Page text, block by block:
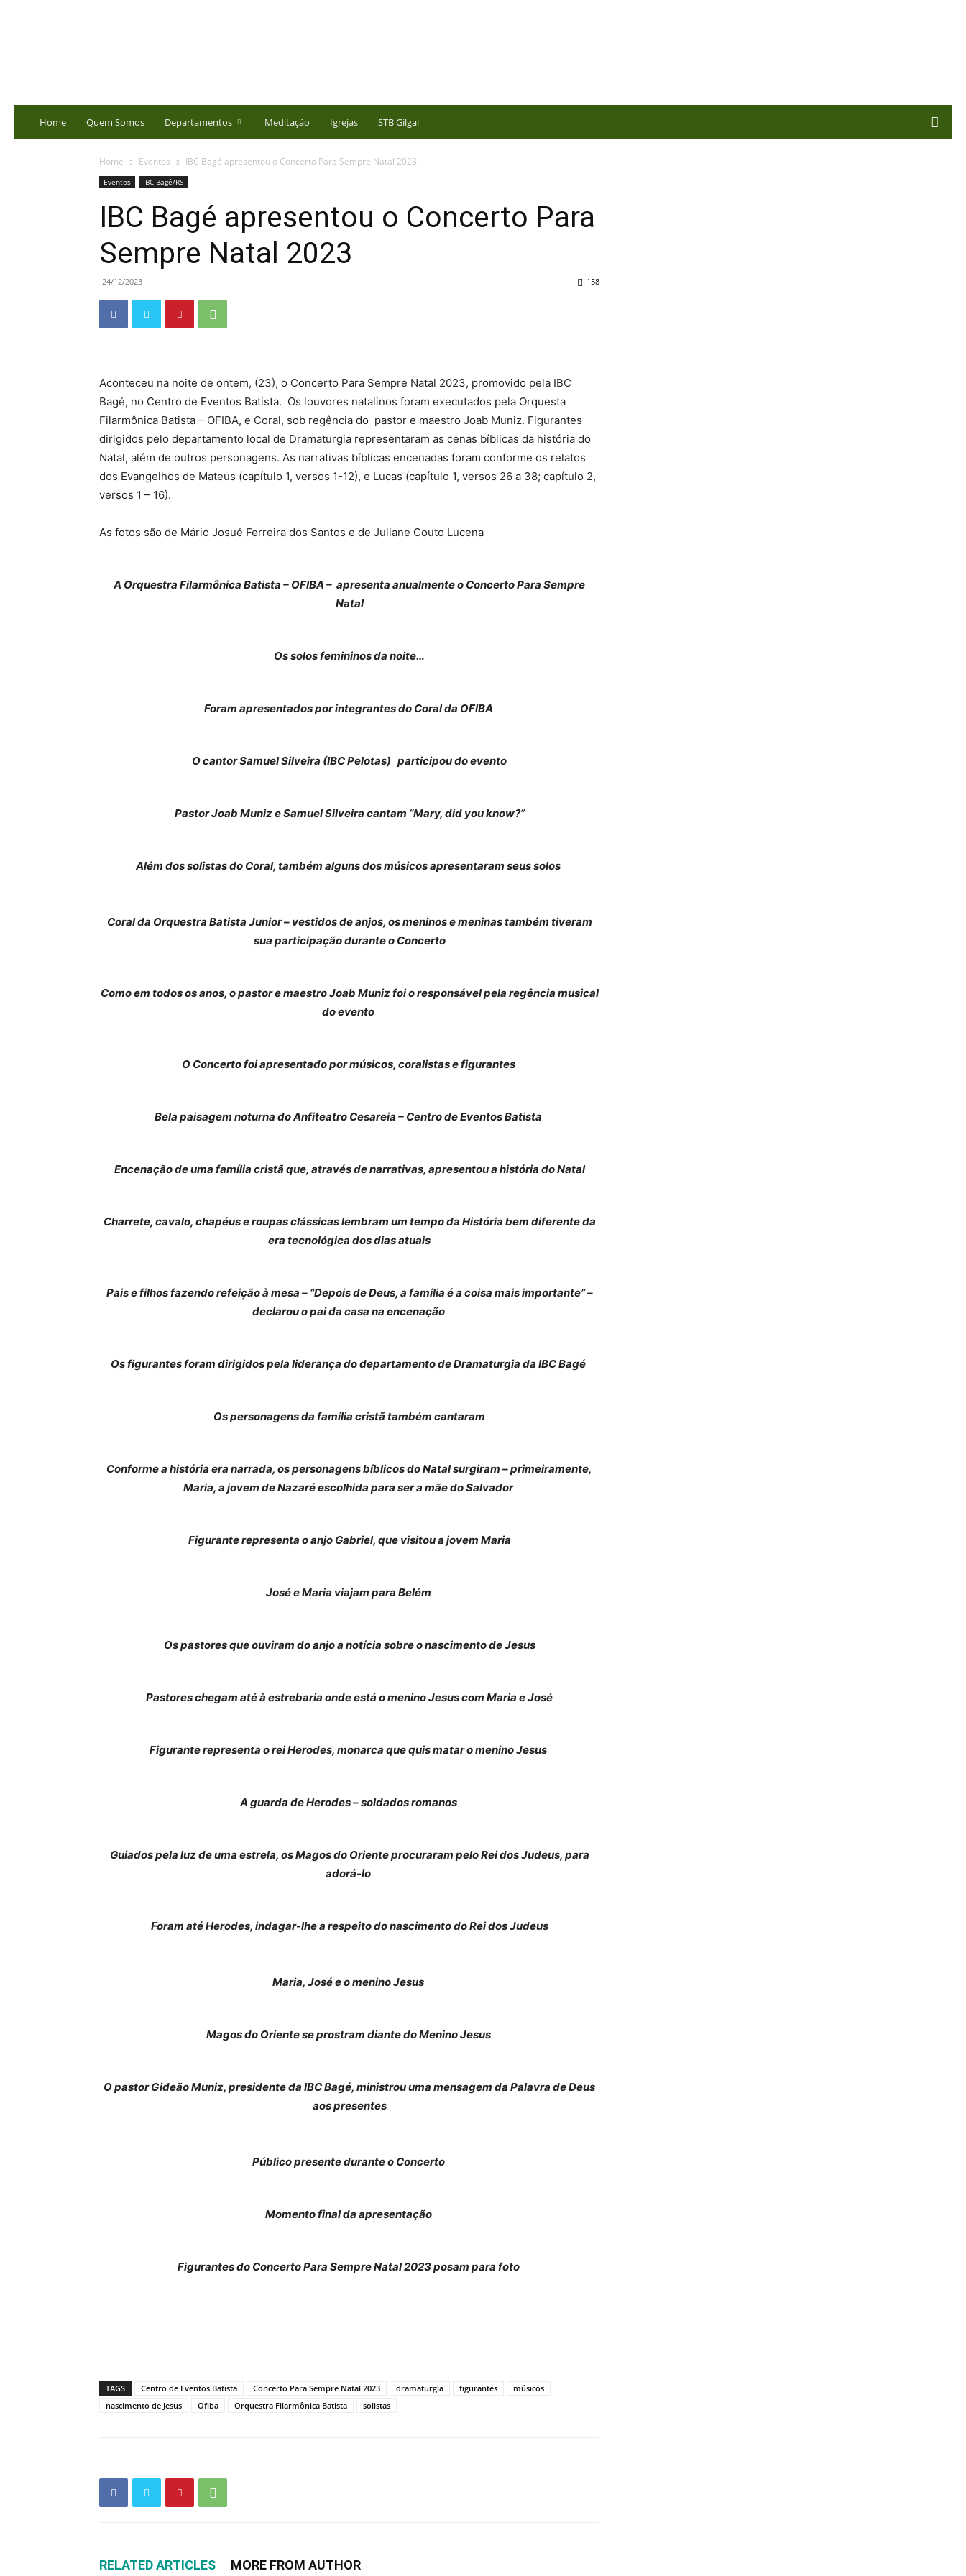
Home Quem Somos Departamentos Meditação Igrejas STB Gilgal
Home Eventos IBC Bagé apresentou o Concerto Para Sempre Natal 2023
Eventos IBC Bagé/RS
IBC Bagé apresentou o Concerto Para
Sempre Natal 2023
24/12/2023 158
Aconteceu na noite de ontem, (23), o Concerto Para Sempre Natal 2023, promovido pela IBC
Bagé, no Centro de Eventos Batista. Os louvores natalinos foram executados pela Orquesta
Filarmônica Batista – OFIBA, e Coral, sob regência do pastor e maestro Joab Muniz. Figurantes
dirigidos pelo departamento local de Dramaturgia representaram as cenas bíblicas da história do
Natal, além de outros personagens. As narrativas bíblicas encenadas foram conforme os relatos
dos Evangelhos de Mateus (capítulo 1, versos 1-12), e Lucas (capítulo 1, versos 26 a 38; capítulo 2,
versos 1 – 16).
As fotos são de Mário Josué Ferreira dos Santos e de Juliane Couto Lucena
A Orquestra Filarmônica Batista – OFIBA – apresenta anualmente o Concerto Para Sempre
Natal
Os solos femininos da noite…
Foram apresentados por integrantes do Coral da OFIBA
O cantor Samuel Silveira (IBC Pelotas) participou do evento
Pastor Joab Muniz e Samuel Silveira cantam “Mary, did you know?”
Além dos solistas do Coral, também alguns dos músicos apresentaram seus solos
Coral da Orquestra Batista Junior – vestidos de anjos, os meninos e meninas também tiveram
sua participação durante o Concerto
Como em todos os anos, o pastor e maestro Joab Muniz foi o responsável pela regência musical
do evento
O Concerto foi apresentado por músicos, coralistas e figurantes
Bela paisagem noturna do Anfiteatro Cesareia – Centro de Eventos Batista
Encenação de uma família cristã que, através de narrativas, apresentou a história do Natal
Charrete, cavalo, chapéus e roupas clássicas lembram um tempo da História bem diferente da
era tecnológica dos dias atuais
Pais e filhos fazendo refeição à mesa – “Depois de Deus, a família é a coisa mais importante” –
declarou o pai da casa na encenação
Os figurantes foram dirigidos pela liderança do departamento de Dramaturgia da IBC Bagé
Os personagens da família cristã também cantaram
Conforme a história era narrada, os personagens bíblicos do Natal surgiram – primeiramente,
Maria, a jovem de Nazaré escolhida para ser a mãe do Salvador
Figurante representa o anjo Gabriel, que visitou a jovem Maria
José e Maria viajam para Belém
Os pastores que ouviram do anjo a notícia sobre o nascimento de Jesus
Pastores chegam até à estrebaria onde está o menino Jesus com Maria e José
Figurante representa o rei Herodes, monarca que quis matar o menino Jesus
A guarda de Herodes – soldados romanos
Guiados pela luz de uma estrela, os Magos do Oriente procuraram pelo Rei dos Judeus, para
adorá-lo
Foram até Herodes, indagar-lhe a respeito do nascimento do Rei dos Judeus
Maria, José e o menino Jesus
Magos do Oriente se prostram diante do Menino Jesus
O pastor Gideão Muniz, presidente da IBC Bagé, ministrou uma mensagem da Palavra de Deus
aos presentes
Público presente durante o Concerto
Momento final da apresentação
Figurantes do Concerto Para Sempre Natal 2023 posam para foto
TAGS Centro de Eventos Batista Concerto Para Sempre Natal 2023 dramaturgia figurantes
músicos
nascimento de Jesus
Ofiba Orquestra Filarmônica Batista solistas
RELATED ARTICLES MORE FROM AUTHOR